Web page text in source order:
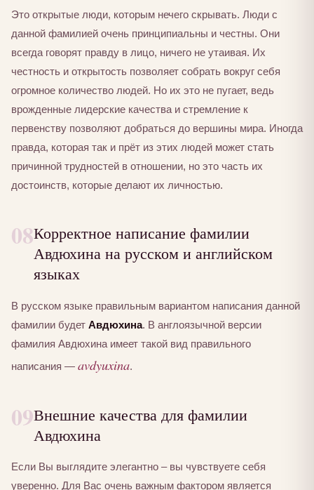
Это открытые люди, которым нечего скрывать. Люди с
данной фамилией очень принципиальны и честны. Они
всегда говорят правду в лицо, ничего не утаивая. Их
честность и открытость позволяет собрать вокруг себя
огромное количество людей. Но их это не пугает, ведь
врожденные лидерские качества и стремление к
первенству позволяют добраться до вершины мира. Иногда
правда, которая так и прёт из этих людей может стать
причинной трудностей в отношении, но это часть их
достоинств, которые делают их личностью.
08Корректное написание фамилии
Авдюхина на русском и английском
языках
В русском языке правильным вариантом написания данной
фамилии будет Авдюхина. В англоязычной версии
фамилия Авдюхина имеет такой вид правильного
написания — avdyuxina.
09Внешние качества для фамилии
Авдюхина
Если Вы выглядите элегантно – вы чувствуете себя
уверенно. Для Вас очень важным фактором является